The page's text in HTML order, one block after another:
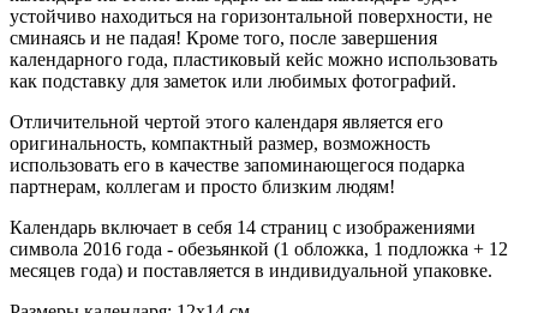
устойчиво находиться на горизонтальной поверхности, не
сминаясь и не падая! Кроме того, после завершения
календарного года, пластиковый кейс можно использовать
как подставку для заметок или любимых фотографий.
Отличительной чертой этого календаря является его
оригинальность, компактный размер, возможность
использовать его в качестве запоминающегося подарка
партнерам, коллегам и просто близким людям!
Календарь включает в себя 14 страниц с изображениями
символа 2016 года - обезьянкой (1 обложка, 1 подложка + 12
месяцев года) и поставляется в индивидуальной упаковке.